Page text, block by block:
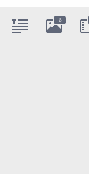
6